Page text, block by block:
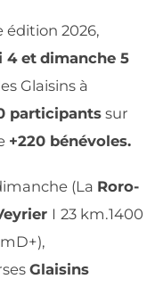
édition 2026,
4 et dimanche 5
Glaisins à
participantssur
+220 bénévoles.
(La Roro-
I 23 km.1400
Glaisins